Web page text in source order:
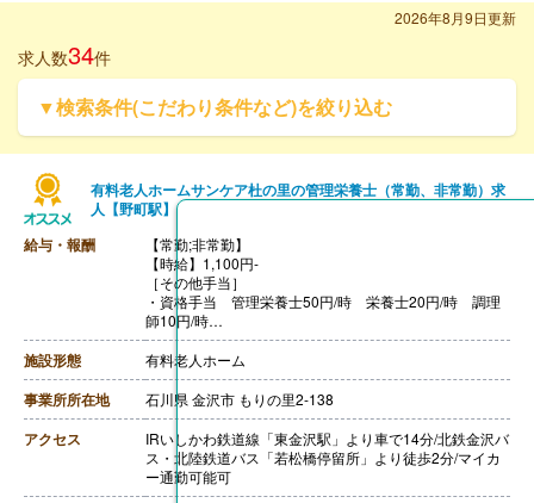
2026年8月9日更新
求人数34件
▼検索条件(こだわり条件など)を絞り込む
有料老人ホームサンケア杜の里の管理栄養士（常勤、非常勤）求
人【野町駅】
給与・報酬
【常勤;非常勤】
【時給】1,100円-
［その他手当］
・資格手当 管理栄養士50円/時 栄養士20円/時 調理
師10円/時
◇管理栄養士
月給196,000円-210,000円
基本給178,000円-192,000円
資格手当10,000円
職務手当8,000円
◇栄養士
月給191,000-205,000円
施設形態 有料老人ホーム
事業所所在地 石川県 金沢市 もりの里2-138
アクセス
IRいしかわ鉄道線「東金沢駅」より車で14分/北鉄金沢バ
ス・北陸鉄道バス「若松橋停留所」より徒歩2分/マイカ
ー通勤可能可